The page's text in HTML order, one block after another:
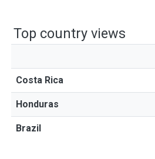
Top country views
Costa Rica
Honduras
Brazil